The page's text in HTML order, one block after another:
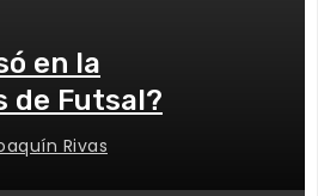
en la
de Futsal?
Rivas